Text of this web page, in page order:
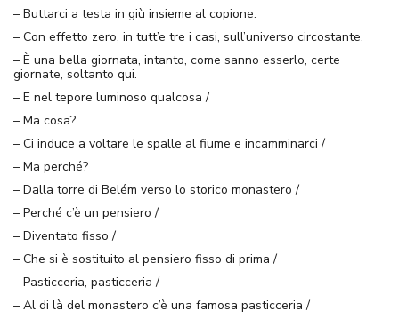
– Buttarci a testa in giù insieme al copione.
– Con effetto zero, in tutt’e tre i casi, sull’universo circostante.
– È una bella giornata, intanto, come sanno esserlo, certe
giornate, soltanto qui.
– E nel tepore luminoso qualcosa /
– Ma cosa?
– Ci induce a voltare le spalle al fiume e incamminarci /
– Ma perché?
– Dalla torre di Belém verso lo storico monastero /
– Perché c’è un pensiero /
– Diventato fisso /
– Che si è sostituito al pensiero fisso di prima /
– Pasticceria, pasticceria /
– Al di là del monastero c’è una famosa pasticceria /